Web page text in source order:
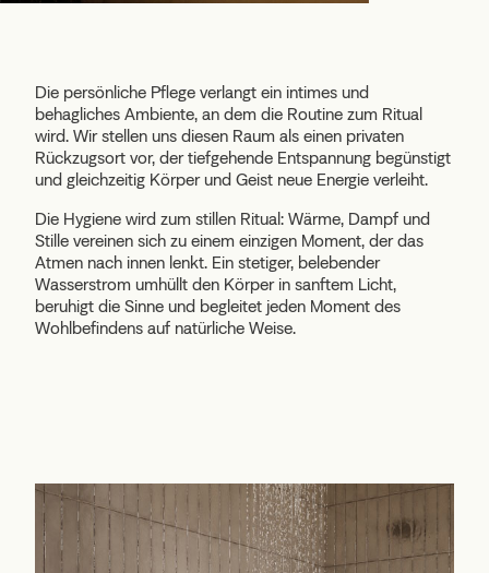
Die persönliche Pflege verlangt ein intimes und
behagliches Ambiente, an dem die Routine zum Ritual
wird. Wir stellen uns diesen Raum als einen privaten
Rückzugsort vor, der tiefgehende Entspannung begünstigt
und gleichzeitig Körper und Geist neue Energie verleiht.
Die Hygiene wird zum stillen Ritual: Wärme, Dampf und
Stille vereinen sich zu einem einzigen Moment, der das
Atmen nach innen lenkt. Ein stetiger, belebender
Wasserstrom umhüllt den Körper in sanftem Licht,
beruhigt die Sinne und begleitet jeden Moment des
Wohlbefindens auf natürliche Weise.